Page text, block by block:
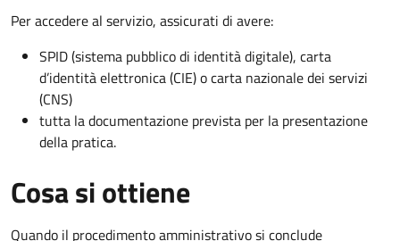
Per accedere al servizio, assicurati di avere:
SPID (sistema pubblico di identità digitale), carta
d’identità elettronica (CIE) o carta nazionale dei servizi
(CNS)
tutta la documentazione prevista per la presentazione
della pratica.
Cosa si ottiene
Quando il procedimento amministrativo si conclude